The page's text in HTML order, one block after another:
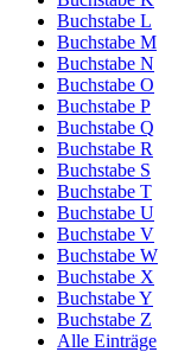
Buchstabe L
Buchstabe M
Buchstabe N
Buchstabe O
Buchstabe P
Buchstabe Q
Buchstabe R
Buchstabe S
Buchstabe T
Buchstabe U
Buchstabe V
Buchstabe W
Buchstabe X
Buchstabe Y
Buchstabe Z
Alle Einträge